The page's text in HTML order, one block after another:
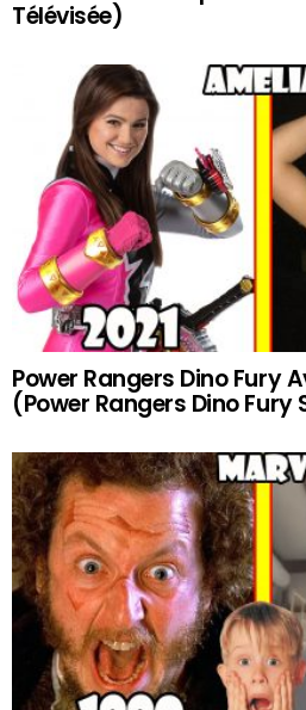
Télévisée)
Power Rangers Dino Fury
(Power Rangers Dino Fury